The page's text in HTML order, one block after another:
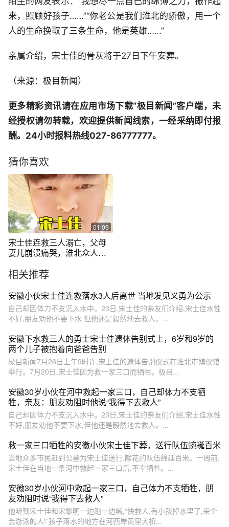
来，照顾好孩子……”“你老公是我们淮北的骄傲，用一个
人的生命换取了三条生命，他是英雄……”
亲属介绍，宋士佳的骨灰将于27日下午安葬。
（来源：极目新闻）
更多精彩资讯请在应用市场下载“极目新闻”客户端，未
经授权请勿转载，欢迎提供新闻线索，一经采纳即付报
酬。24小时报料热线027-86777777。
猜你喜欢
01:09
宋士佳连救三人溺亡，父母
妻儿崩溃痛哭，淮北众人捐
相关推荐
安徽小伙宋士佳连救落水3人后离世 当地发见义勇为公示
自己却因体力不支沉入水中。23日,宋士佳的亲友们介绍,宋士佳水性
不好,朋友劝他不要下水,但他还是毅然地去救人。...
安徽下水救三人的勇士宋士佳遗体告别式上，6岁和9岁的
两个儿子被抱着向爸爸告别
极目新闻7月26日上午9时许,宋士佳的遗体告别仪式在淮北市殡仪馆
举行。7月20日,宋士佳因为救一家三口而牺牲。极目...
安徽30岁小伙在河中救起一家三口，自己却体力不支牺
牲，亲友：朋友劝阻时他说“我得下去救人”
自己却因体力不支沉入水中。23日,宋士佳的亲友们介绍,宋士佳水性
不好,朋友劝他不要下水,但他还是毅然地去救人。...
救一家三口牺牲的安徽小伙宋士佳下葬，送行队伍蜿蜒百米
当地众多市民赶到公墓为宋士佳送行,献花的队伍绵延百米。一周前,
宋士佳在当地一条河中救起一家三口后,不幸牺牲。...
安徽30岁小伙河中救起一家三口，自己体力不支牺牲，朋
友劝阻时说“我得下去救人”
他听到宋士佳和宋黎明一边跑一边喊,“快救人,有小孩掉水里了,来个
会游泳的人!”孩子落水的地方在河西岸黄里大桥...